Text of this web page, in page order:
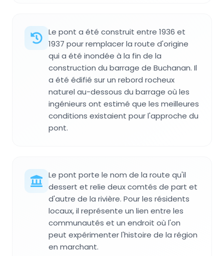
Le pont a été construit entre 1936 et
1937 pour remplacer la route d'origine
qui a été inondée à la fin de la
construction du barrage de Buchanan. Il
a été édifié sur un rebord rocheux
naturel au-dessous du barrage où les
ingénieurs ont estimé que les meilleures
conditions existaient pour l'approche du
pont.
Le pont porte le nom de la route qu'il
dessert et relie deux comtés de part et
d'autre de la rivière. Pour les résidents
locaux, il représente un lien entre les
communautés et un endroit où l'on
peut expérimenter l'histoire de la région
en marchant.